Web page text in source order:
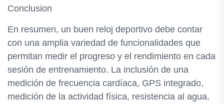
Conclusion
En resumen, un buen reloj deportivo debe contar
con una amplia variedad de funcionalidades que
permitan medir el progreso y el rendimiento en cada
sesión de entrenamiento. La inclusión de una
medición de frecuencia cardíaca, GPS integrado,
medición de la actividad física, resistencia al agua,